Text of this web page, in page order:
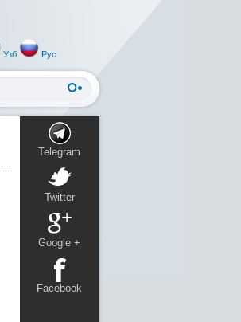
Узб Рус
Telegram
Twitter
Google +
Facebook